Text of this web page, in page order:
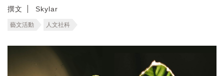
撰文 Skylar
藝文活動 人文社科